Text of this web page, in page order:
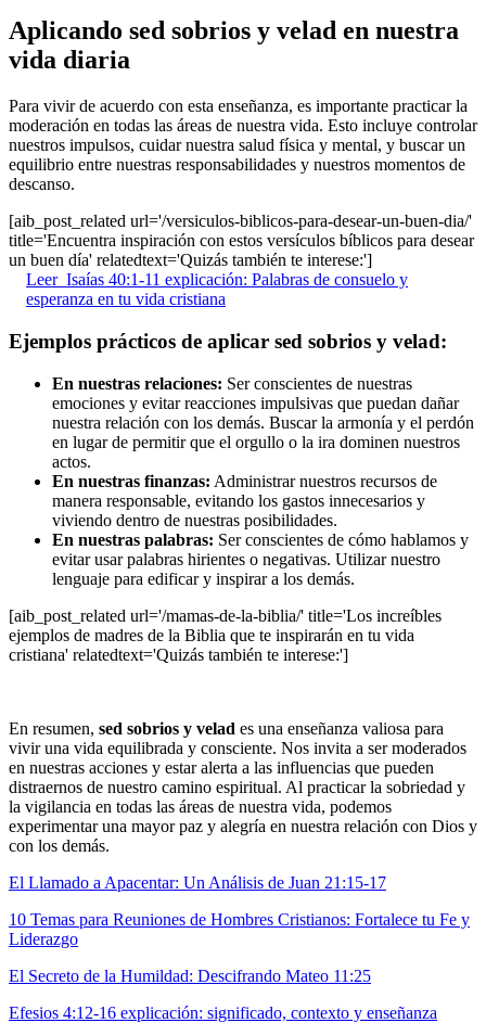
Aplicando sed sobrios y velad en nuestra
vida diaria
Para vivir de acuerdo con esta enseñanza, es importante practicar la
moderación en todas las áreas de nuestra vida. Esto incluye controlar
nuestros impulsos, cuidar nuestra salud física y mental, y buscar un
equilibrio entre nuestras responsabilidades y nuestros momentos de
descanso.
[aib_post_related url='/versiculos-biblicos-para-desear-un-buen-dia/'
title='Encuentra inspiración con estos versículos bíblicos para desear
un buen día' relatedtext='Quizás también te interese:']
Leer Isaías 40:1-11 explicación: Palabras de consuelo y
esperanza en tu vida cristiana
Ejemplos prácticos de aplicar sed sobrios y velad:
En nuestras relaciones: Ser conscientes de nuestras
emociones y evitar reacciones impulsivas que puedan dañar
nuestra relación con los demás. Buscar la armonía y el perdón
en lugar de permitir que el orgullo o la ira dominen nuestros
actos.
En nuestras finanzas: Administrar nuestros recursos de
manera responsable, evitando los gastos innecesarios y
viviendo dentro de nuestras posibilidades.
En nuestras palabras: Ser conscientes de cómo hablamos y
evitar usar palabras hirientes o negativas. Utilizar nuestro
lenguaje para edificar y inspirar a los demás.
[aib_post_related url='/mamas-de-la-biblia/' title='Los increíbles
ejemplos de madres de la Biblia que te inspirarán en tu vida
cristiana' relatedtext='Quizás también te interese:']
En resumen, sed sobrios y velad es una enseñanza valiosa para
vivir una vida equilibrada y consciente. Nos invita a ser moderados
en nuestras acciones y estar alerta a las influencias que pueden
distraernos de nuestro camino espiritual. Al practicar la sobriedad y
la vigilancia en todas las áreas de nuestra vida, podemos
experimentar una mayor paz y alegría en nuestra relación con Dios y
con los demás.
El Llamado a Apacentar: Un Análisis de Juan 21:15-17
10 Temas para Reuniones de Hombres Cristianos: Fortalece tu Fe y
Liderazgo
El Secreto de la Humildad: Descifrando Mateo 11:25
Efesios 4:12-16 explicación: significado, contexto y enseñanza